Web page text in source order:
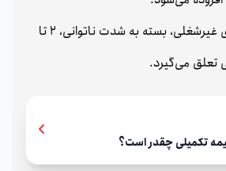
در معلولیت‌های غیرشغلی، بسته به شدت ناتوانی، 2 تا
تکمیلی چقدر است؟